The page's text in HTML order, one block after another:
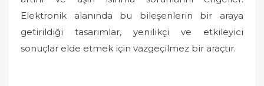
Elektronik alanında bu bileşenlerin bir araya
getirildiği tasarımlar, yenilikçi ve etkileyici
sonuçlar elde etmek için vazgeçilmez bir araçtır.